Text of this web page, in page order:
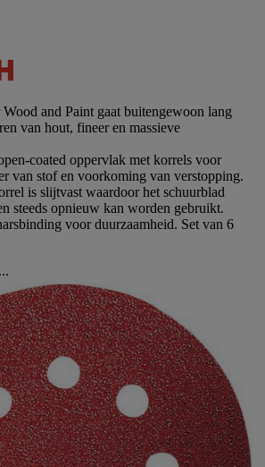
and Paint gaat buitengewoon lang
van hout, fineer en massieve
coated oppervlak met korrels voor
van stof en voorkoming van verstopping.
is slijtvast waardoor het schuurblad
steeds opnieuw kan worden gebruikt.
voor duurzaamheid. Set van 6